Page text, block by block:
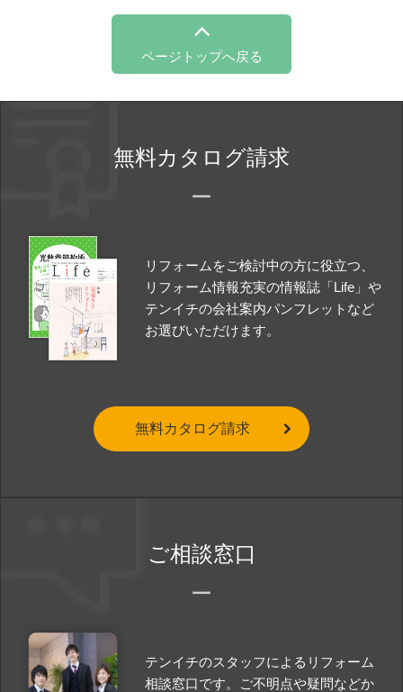
ページトップへ戻る
無料カタログ請求
リフォームをご検討中の方に役立つ、
リフォーム情報充実の情報誌「Life」や
テンイチの会社案内パンフレットなど
お選びいただけます。
無料カタログ請求
ご相談窓口
テンイチのスタッフによるリフォーム
相談窓口です。ご不明点や疑問などか